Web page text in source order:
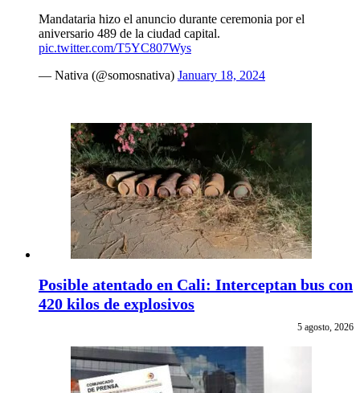
Mandataria hizo el anuncio durante ceremonia por el
aniversario 489 de la ciudad capital.
pic.twitter.com/T5YC807Wys
— Nativa (@somosnativa) January 18, 2024
Posible atentado en Cali: Interceptan bus con
420 kilos de explosivos
5 agosto, 2026